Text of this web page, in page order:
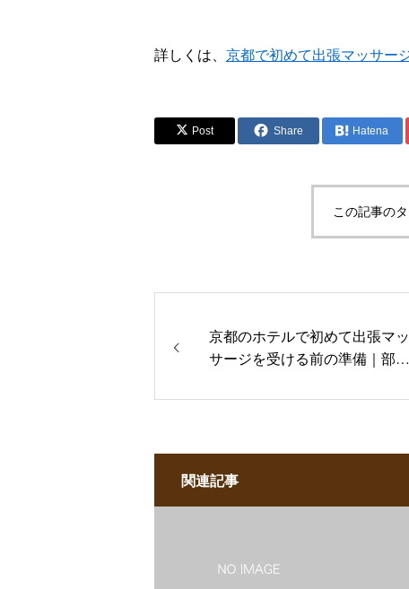
詳しくは、 京都で初めて出張マッサー
Post Share Hatena
この記事の
京都のホテルで初めて出張マッ
サージを受ける前の準備｜部屋
関連記事